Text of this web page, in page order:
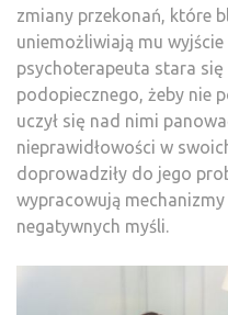
zmiany przekonań, które
uniemożliwiają mu
psychoterapeuta stara
podopiecznego, żeby nie
uczył się nad nimi
nieprawidłowości w
doprowadziły do jego
wypracowują
negatywnych myśli.